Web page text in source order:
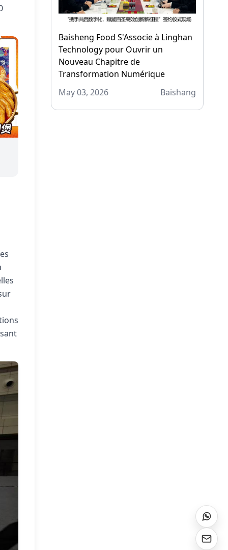
Baisheng Food S'Associe à Linghan
Technology pour Ouvrir un
Nouveau Chapitre de
Transformation Numérique
May 03, 2026
Baishang